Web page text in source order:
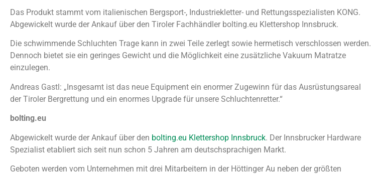
Das Produkt stammt vom italienischen Bergsport-, Industriekletter- und Rettungsspezialisten KONG.
Abgewickelt wurde der Ankauf über den Tiroler Fachhändler bolting.eu Klettershop Innsbruck.
Die schwimmende Schluchten Trage kann in zwei Teile zerlegt sowie hermetisch verschlossen werden.
Dennoch bietet sie ein geringes Gewicht und die Möglichkeit eine zusätzliche Vakuum Matratze
einzulegen.
Andreas Gastl: „Insgesamt ist das neue Equipment ein enormer Zugewinn für das Ausrüstungsareal
der Tiroler Bergrettung und ein enormes Upgrade für unsere Schluchtenretter.“
bolting.eu
Abgewickelt wurde der Ankauf über den bolting.eu Klettershop Innsbruck. Der Innsbrucker Hardware
Spezialist etabliert sich seit nun schon 5 Jahren am deutschsprachigen Markt.
Geboten werden vom Unternehmen mit drei Mitarbeitern in der Höttinger Au neben der größten